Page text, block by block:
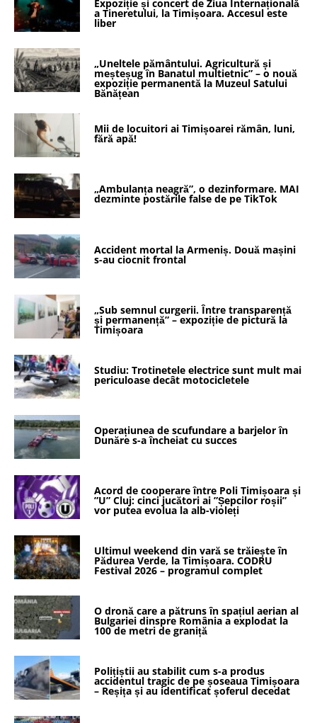
Expoziție și concert de Ziua Internațională
a Tineretului, la Timișoara. Accesul este
liber
„Uneltele pământului. Agricultură și
meșteșug în Banatul multietnic” – o nouă
expoziție permanentă la Muzeul Satului
Bănățean
Mii de locuitori ai Timișoarei rămân, luni,
fără apă!
„Ambulanța neagră”, o dezinformare. MAI
dezminte postările false de pe TikTok
Accident mortal la Armeniș. Două mașini
s-au ciocnit frontal
„Sub semnul curgerii. Între transparență
și permanență” – expoziție de pictură la
Timișoara
Studiu: Trotinetele electrice sunt mult mai
periculoase decât motocicletele
Operațiunea de scufundare a barjelor în
Dunăre s-a încheiat cu succes
Acord de cooperare între Poli Timișoara și
”U” Cluj: cinci jucători ai ”Șepcilor roșii”
vor putea evolua la alb-violeți
Ultimul weekend din vară se trăiește în
Pădurea Verde, la Timișoara. CODRU
Festival 2026 – programul complet
O dronă care a pătruns în spațiul aerian al
Bulgariei dinspre România a explodat la
100 de metri de graniță
Polițiștii au stabilit cum s-a produs
accidentul tragic de pe șoseaua Timișoara
– Reșița și au identificat șoferul decedat